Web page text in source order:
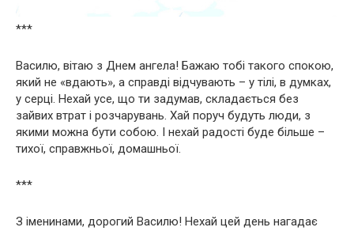
***
Василю, вітаю з Днем ангела! Бажаю тобі такого спокою,
який не «вдають», а справді відчувають – у тілі, в думках,
у серці. Нехай усе, що ти задумав, складається без
зайвих втрат і розчарувань. Хай поруч будуть люди, з
якими можна бути собою. І нехай радості буде більше –
тихої, справжньої, домашньої.
***
З іменинами, дорогий Василю! Нехай цей день нагадає